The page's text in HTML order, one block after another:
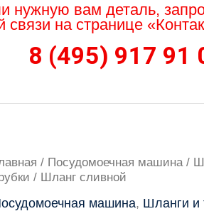
вам деталь,
на странице
8 (495) 917 91
/ Посудомоечная машина/
/ Шланг сливной
машина, Шланги и